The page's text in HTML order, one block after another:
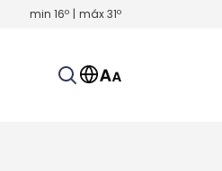
min 16º | máx31º